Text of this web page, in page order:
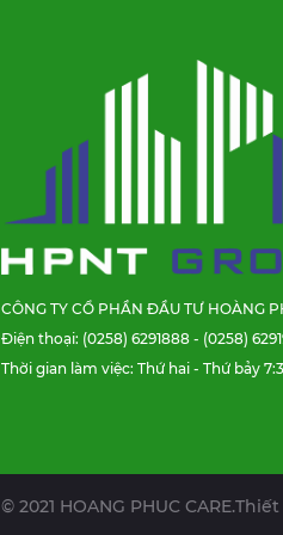
CÔNG TY CỔ PHẦN ĐẦU TƯ HOÀNG
Điện thoại: (0258) 6291888 - (0258)
Thời gian làm việc: Thứ hai - Thứ bảy
© 2021 HOANG PHUC CARE.